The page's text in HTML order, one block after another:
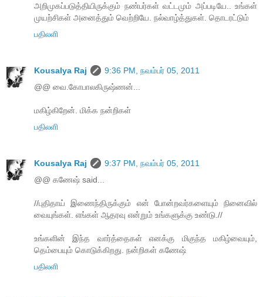
அறிமுகப்படுத்தியிருக்கும் நண்பர்கள் வட்டமும் அப்படியே.. உங்கள்
முயற்சிகள் அனைத்தும் வெற்றியே. நல்வாழ்த்துகள். தொடரட்டும்
பதிலளி
Kousalya Raj
9:36 PM, நவம்பர் 05, 2011
@@ வை.கோபாலகிருஷ்ணன்...
மகிழ்கிறேன். மிக்க நன்றிகள்
பதிலளி
Kousalya Raj
9:37 PM, நவம்பர் 05, 2011
@@ கணேஷ் said...
//புதிதாய் இணைந்திருக்கும் என் போன்றவர்களையும் நினைவில்
வையுங்கள். எங்கள் ஆதரவு என்றும் உங்களுக்கு உண்டு.//
உங்களின் இந்த வார்த்தைகள் எனக்கு மிகுந்த மகிழ்வையும்,
தெம்பையும் கொடுக்கிறது. நன்றிகள் கணேஷ்
பதிலளி